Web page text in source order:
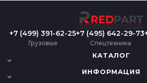
+7 (499) 391-62-25
Грузовые
+7 (495) 642-29-73
Спецтехника
КАТАЛОГ
ИНФОРМАЦИЯ